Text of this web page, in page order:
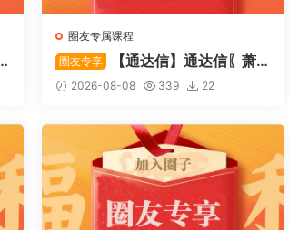
圈友专属课程
圈友专享
【通达信】通达信〖萧
啸双通道〗主图指标 研判股价运
2026-08-08 339 22